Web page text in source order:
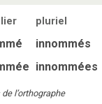
pluriel
innommés
innommées
l’orthographe